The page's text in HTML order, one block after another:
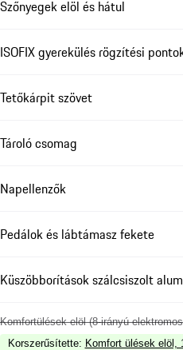
Szőnyegek elöl és hátul
ISOFIX gyerekülés rögzítési
Tetőkárpit szövet
Tároló csomag
Napellenzők
Pedálok és lábtámasz fekete
Küszöbborítások szálcsiszolt
Komfortülések elöl (8-irányú
Korszerűsítette: Komfort ülések elöl,